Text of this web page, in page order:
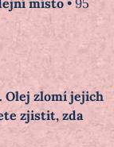
Olej zlomí jejich
zjistit, zda